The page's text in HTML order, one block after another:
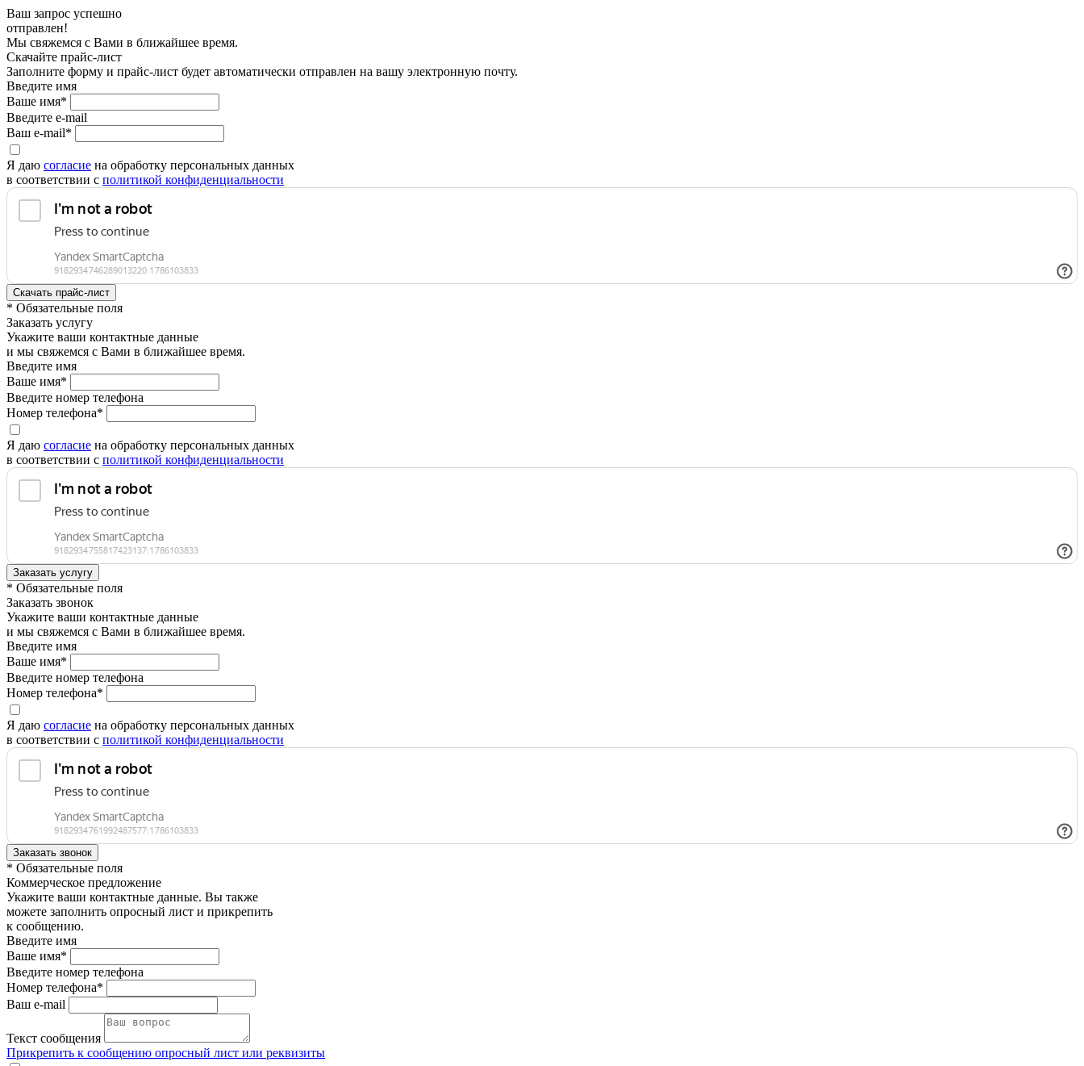
Ваш запрос успешно
отправлен!
Мы свяжемся с Вами в ближайшее время.
Скачайте прайс-лист
Заполните форму и прайс-лист будет автоматически отправлен на вашу электронную почту.
Введите имя
Ваше имя*
Введите e-mail
Ваш e-mail*
Я даю согласие на обработку персональных данных
в соответствии с политикой конфиденциальности
* Обязательные поля
Заказать услугу
Укажите ваши контактные данные
и мы свяжемся с Вами в ближайшее время.
Введите имя
Ваше имя*
Введите номер телефона
Номер телефона*
Я даю согласие на обработку персональных данных
в соответствии с политикой конфиденциальности
* Обязательные поля
Заказать звонок
Укажите ваши контактные данные
и мы свяжемся с Вами в ближайшее время.
Введите имя
Ваше имя*
Введите номер телефона
Номер телефона*
Я даю согласие на обработку персональных данных
в соответствии с политикой конфиденциальности
* Обязательные поля
Коммерческое предложение
Укажите ваши контактные данные. Вы также
можете заполнить опросный лист и прикрепить
к сообщению.
Введите имя
Ваше имя*
Введите номер телефона
Номер телефона*
Ваш e-mail
Текст сообщения
Прикрепить к сообщению опросный лист или реквизиты